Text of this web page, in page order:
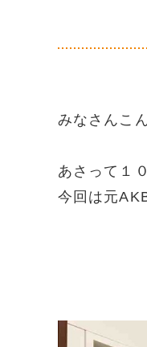
みなさんこ
あさって１
今回は元